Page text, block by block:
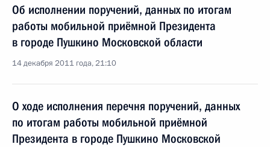
Об исполнении поручений, данных по итогам
работы мобильной приёмной Президента
в городе Пушкино Московской области
14 декабря 2011 года, 21:10
О ходе исполнения перечня поручений, данных
по итогам работы мобильной приёмной
Президента в городе Пушкино Московской